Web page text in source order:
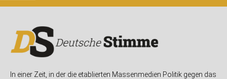
In einer Zeit, in der die etablierten Massenmedien Politik gegen das